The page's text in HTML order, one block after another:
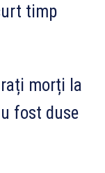
timp
morți la
fost duse